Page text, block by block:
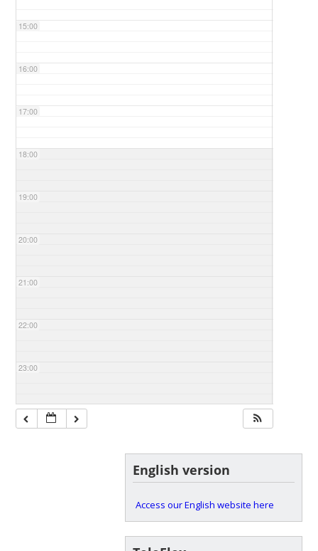
15:00
16:00
17:00
18:00
19:00
20:00
21:00
22:00
23:00
English version
Access our English website here